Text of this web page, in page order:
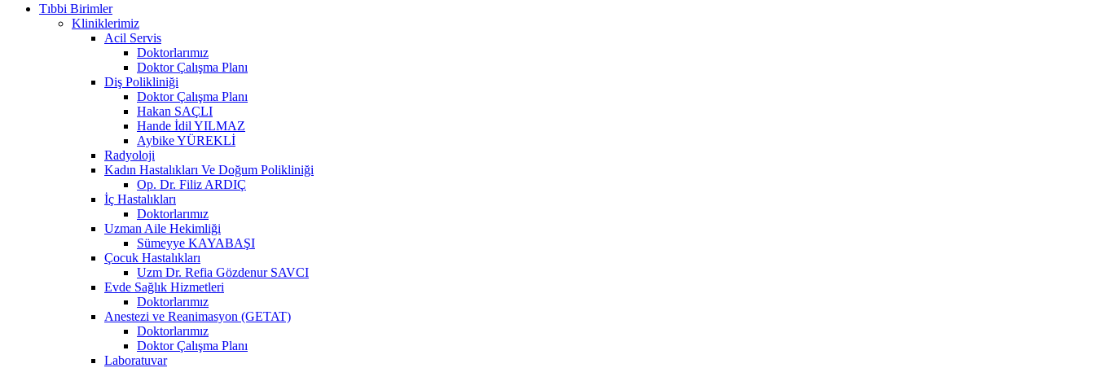
Tıbbi Birimler
Kliniklerimiz
Acil Servis
Doktorlarımız
Doktor Çalışma Planı
Diş Polikliniği
Doktor Çalışma Planı
Hakan SAÇLI
Hande İdil YILMAZ
Aybike YÜREKLİ
Radyoloji
Kadın Hastalıkları Ve Doğum Polikliniği
Op. Dr. Filiz ARDIÇ
İç Hastalıkları
Doktorlarımız
Uzman Aile Hekimliği
Sümeyye KAYABAŞI
Çocuk Hastalıkları
Uzm Dr. Refia Gözdenur SAVCI
Evde Sağlık Hizmetleri
Doktorlarımız
Anestezi ve Reanimasyon (GETAT)
Doktorlarımız
Doktor Çalışma Planı
Laboratuvar